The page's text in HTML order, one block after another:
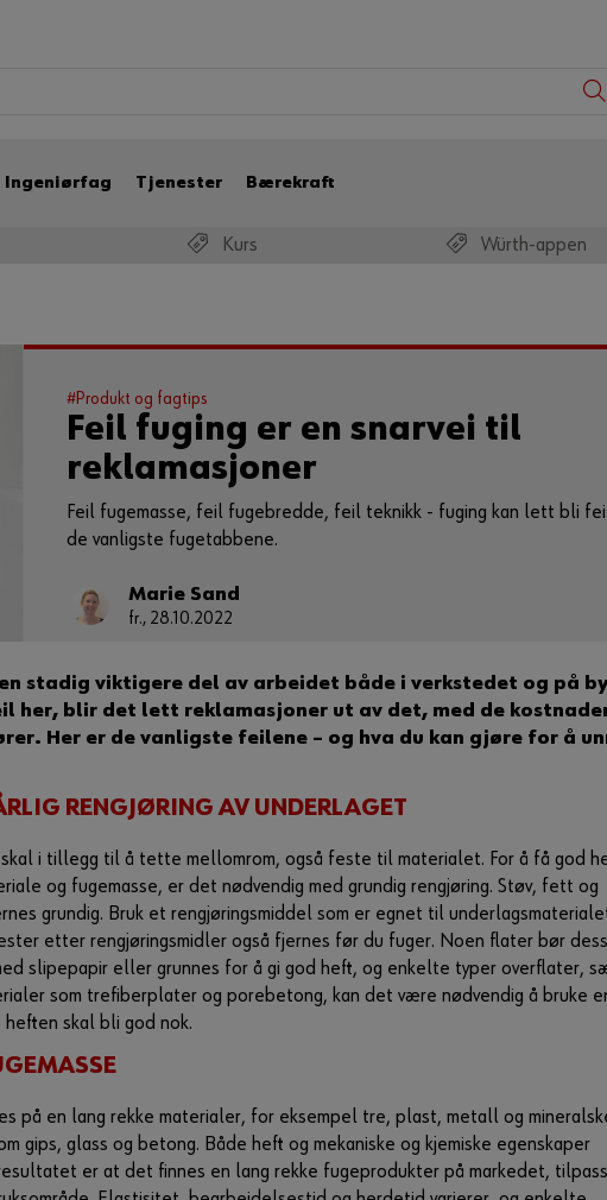
Ingeniørfag Tjenester Bærekraft
Kurs Würth-appen
#Produkt og fagtips
Feil fuging er en snarvei til
reklamasjoner
Feil fugemasse, feil fugebredde, feil teknikk - fuging kan lett bli
de vanligste fugetabbene.
Marie Sand
fr., 28.10.2022
en stadig viktigere del av arbeidet både i verkstedet og på
her, blir det lett reklamasjoner ut av det, med de
Her er de vanligste feilene – og hva du kan gjøre for å
RENGJØRING AV UNDERLAGET
skal i tillegg til å tette mellomrom, også feste til materialet. For å få god
og fugemasse, er det nødvendig med grundig rengjøring. Støv, fett og
grundig. Bruk et rengjøringsmiddel som er egnet til
etter rengjøringsmidler også fjernes før du fuger. Noen flater bør
slipepapir eller grunnes for å gi god heft, og enkelte typer overflater,
som trefiberplater og porebetong, kan det være nødvendig å bruke
skal bli god nok.
på en lang rekke materialer, for eksempel tre, plast, metall og
gips, glass og betong. Både heft og mekaniske og kjemiske egenskaper
er at det finnes en lang rekke fugeprodukter på markedet,